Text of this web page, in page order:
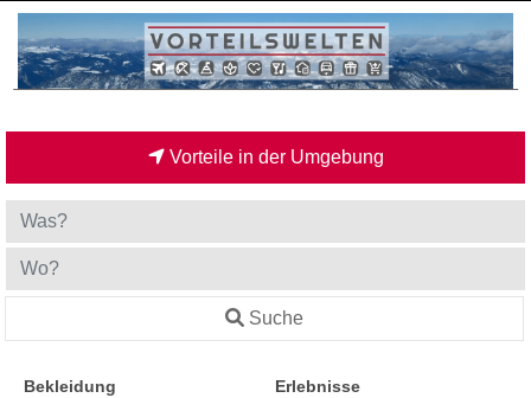
Vorteile in der Umgebung
Suche
Bekleidung Erlebnisse